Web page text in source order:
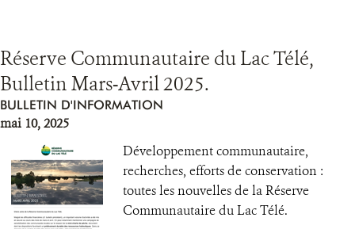
Réserve Communautaire du Lac Télé,
Bulletin Mars-Avril 2025.
BULLETIN D'INFORMATION
mai 10, 2025
Développement communautaire,
recherches, efforts de conservation :
toutes les nouvelles de la Réserve
Communautaire du Lac Télé.